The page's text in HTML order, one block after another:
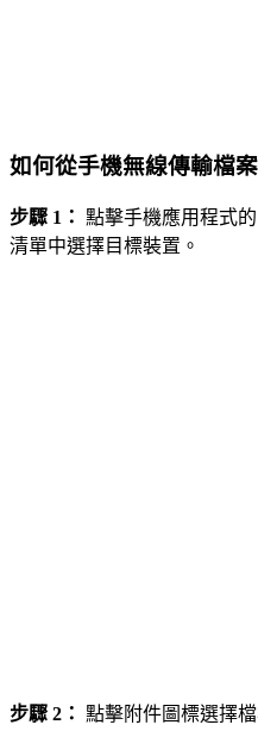
如何從手機無線傳輸檔案
步驟 1： 點擊手機應用程式的
清單中選擇目標裝置。
步驟 2： 點擊附件圖標選擇